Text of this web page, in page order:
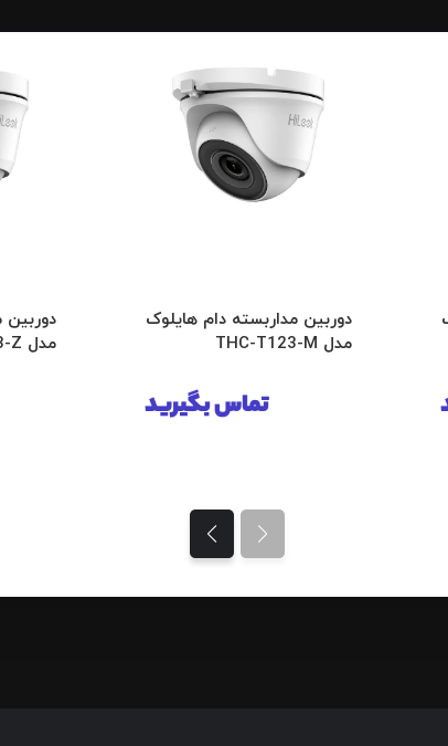
دوربین مداربسته دام هایلوک
مدل THC-T123-M
تماس بگیرید
دوربین
مدل THC-T323-Z